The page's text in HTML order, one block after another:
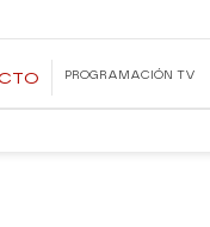
PROGRAMACIÓN TV